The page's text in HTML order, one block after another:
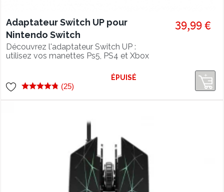
Adaptateur Switch UP pour
Nintendo Switch
Découvrez l'adaptateur Switch UP :
utilisez vos manettes Ps5, PS4 et Xbox
d'un large assortiment de mods sur
vos jeux préférés comme Mario,
Pokemon, Fortnite ou encore Zelda !
39,99 €
(25)
ÉPUISÉ